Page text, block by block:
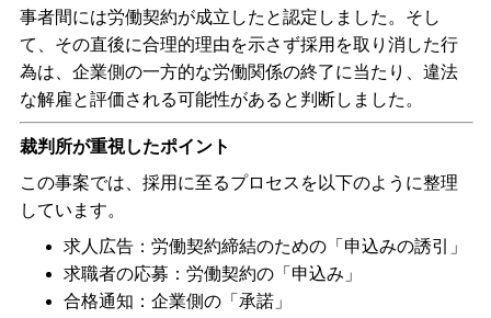
事者間には労働契約が成立したと認定しました。そし
て、その直後に合理的理由を示さず採用を取り消した行
為は、企業側の一方的な労働関係の終了に当たり、違法
な解雇と評価される可能性があると判断しました。
裁判所が重視したポイント
この事案では、採用に至るプロセスを以下のように整理
しています。
求人広告：労働契約締結のための「申込みの誘引」
求職者の応募：労働契約の「申込み」
合格通知：企業側の「承諾」